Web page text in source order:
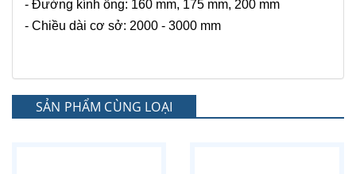
- Đường kính ống: 160 mm, 175 mm, 200 mm
- Chiều dài cơ sở: 2000 - 3000 mm
SẢN PHẨM CÙNG LOẠI